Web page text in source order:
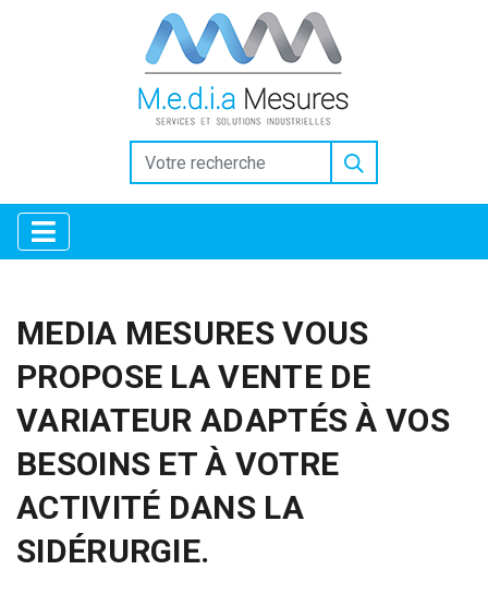
https://www.inkitt.com/SanfordShah
https://www.intensedebate.com/people/SanfordShah
Collectors Trust the Selection at Replica Factory
replica watches replicafactory official Horology for
Everyone: Breaking Down the Best Replica Watches
https://www.openlearning.com/u/sanfordshah-tbgzkf/
Replica Factory: Bridging the Gap in Luxury Horology
Replica Watches from Replica Factory are the Ultimate Style
Luxury Gifting With replica watches
MEDIA MESURES VOUS
PROPOSE LA VENTE DE
VARIATEUR ADAPTÉS À VOS
BESOINS ET À VOTRE
ACTIVITÉ DANS LA
SIDÉRURGIE.